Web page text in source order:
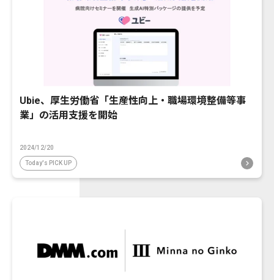
Ubie、厚生労働省「生産性向上・職場環境整備等事
業」の活用支援を開始
2024/12/20
Today's PICK UP